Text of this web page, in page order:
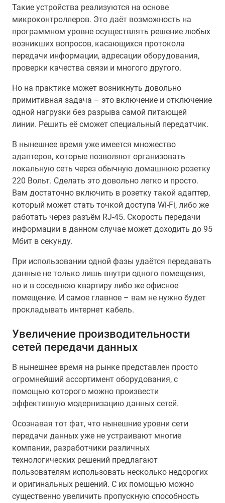
Такие устройства реализуются на основе
микроконтроллеров. Это даёт возможность на
программном уровне осуществлять решение любых
возникших вопросов, касающихся протокола
передачи информации, адресации оборудования,
проверки качества связи и многого другого.
Но на практике может возникнуть довольно
примитивная задача – это включение и отключение
одной нагрузки без разрыва самой питающей
линии. Решить её сможет специальный передатчик.
В нынешнее время уже имеется множество
адаптеров, которые позволяют организовать
локальную сеть через обычную домашнюю розетку
220 Вольт. Сделать это довольно легко и просто.
Вам достаточно включить в розетку такой адаптер,
который может стать точкой доступа Wi-Fi, либо же
работать через разъём RJ-45. Скорость передачи
информации в данном случае может доходить до 95
Мбит в секунду.
При использовании одной фазы удаётся передавать
данные не только лишь внутри одного помещения,
но и в соседнюю квартиру либо же офисное
помещение. И самое главное – вам не нужно будет
прокладывать интернет кабель.
Увеличение производительности
сетей передачи данных
В нынешнее время на рынке представлен просто
огромнейший ассортимент оборудования, с
помощью которого можно произвести
эффективную модернизацию данных сетей.
Осознавая тот фат, что нынешние уровни сети
передачи данных уже не устраивают многие
компании, разработчики различных
технологических решений предлагают
пользователям использовать несколько недорогих
и оригинальных решений. С их помощью можно
существенно увеличить пропускную способность